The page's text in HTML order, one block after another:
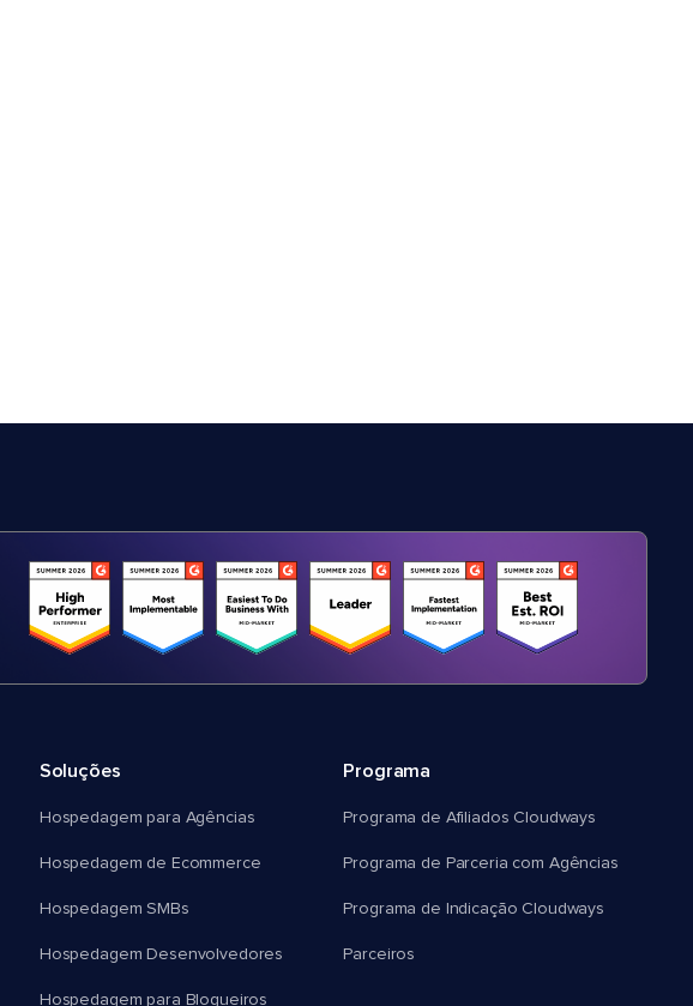
Soluções
Hospedagem para Agências
Hospedagem de Ecommerce
Hospedagem SMBs
Hospedagem Desenvolvedores
Hospedagem para Blogueiros
Programa
Programa de Afiliados Cloudways
Programa de Parceria com Agências
Programa de Indicação Cloudways
Parceiros